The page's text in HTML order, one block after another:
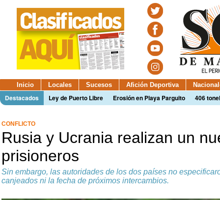
Inicio Locales Sucesos Afición Deportiva
Destacados Ley de Puerto Libre Erosión en Playa Parguito 406
CONFLICTO
Rusia y Ucrania realizan un
prisioneros
Sin embargo, las autoridades de los dos países no
canjeados ni la fecha de próximos intercambios.